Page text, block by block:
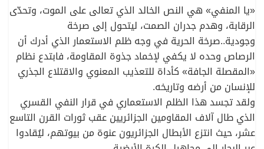
«يا المنفي» هي النص الخالد الذي تعالى على الموت، وتحدّى
الرقابة، وهدم جدران الصمت، ليتحول إلى صرخة
وجودية..صرخة الحرية في وجه ظلم الاستعمار الذي أدرك أن
الرصاص وحده لا يكفي لإخماد جذوة المقاومة، فابتدع نظام
«المقصلة الجافة» كأداة للتعذيب المعنوي والاقتلاع الجذري
للإنسان من أرضه وتاريخه.
ولقد تجسد هذا الظلم الاستعماري في قرار النفي القسري
الذي طال آلاف المقاومين الجزائريين عقب ثورات القرن التاسع
عشر، حيث انتزع الأبطال الجزائريون عنوة من بيوتهم، ليُقادوا